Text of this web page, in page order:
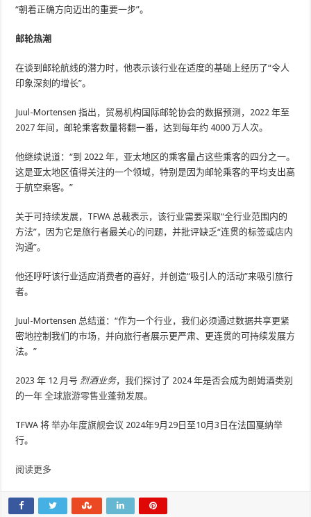
“朝着正确方向迈出的重要一步”。
邮轮热潮
在谈到邮轮航线的潜力时，他表示该行业在适度的基础上经历了“令人
印象深刻的增长”。
Juul-Mortensen 指出，贸易机构国际邮轮协会的数据预测，2022 年至
2027 年间，邮轮乘客数量将翻一番，达到每年约 4000 万人次。
他继续说道：“到 2022 年，亚太地区的乘客量占这些乘客的四分之一。
这是亚太地区值得关注的一个领域，特别是因为邮轮乘客的平均支出高
于航空乘客。”
关于可持续发展，TFWA 总裁表示，该行业需要采取“全行业范围内的
方法”，因为它是旅行者最关心的问题，并批评缺乏“连贯的标签或店内
沟通​​”。
他还呼吁该行业适应消费者的喜好，并创造“吸引人的活动”来吸引旅行
者。
Juul-Mortensen 总结道：“作为一个行业，我们必须通过数据共享更紧
密地控制我们的市场，并向旅行者展示更严肃、更连贯的可持续发展方
法。”
2023 年 12 月号 烈酒业务，我们探讨了 2024 年是否会成为朗姆酒类别
的一年全球旅游零售业蓬勃发展。
TFWA 将举办年度旗舰会议 2024年9月29日至10月3日在法国戛纳举
行。
阅读更多